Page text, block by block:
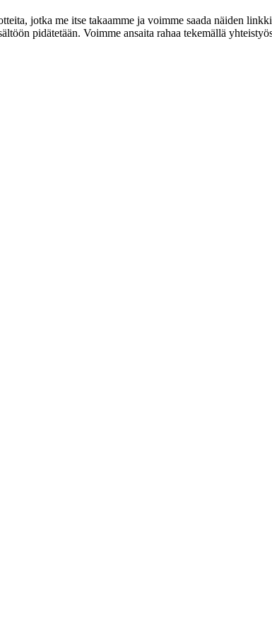
jotka me itse takaamme ja voimme saada näiden
pidätetään. Voimme ansaita rahaa tekemällä